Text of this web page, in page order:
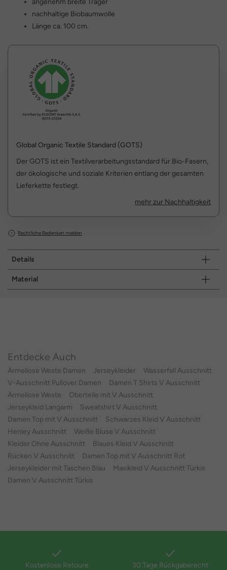
angenehm breite Träger
nachhaltige Biobaumwolle
Länge ca. 100 cm.
Global Organic Textile Standard (GOTS)
Der GOTS ist ein Textilverarbeitungsstandard für Bio-Fasern,
der ökologische und soziale Kriterien entlang der gesamten
Lieferkette festlegt.
mehr zur Nachhaltigkeit
Rechtliche Bedenken melden
Details
Material
Entdecke Auch
Ärmellose Weste Damen Jerseykleider
Wasserfall Ausschnitt
V-Ausschnitt Pullover Damen
Damen T Shirts V Ausschnitt
Ärmellose Weste
Oberteile mit V Ausschnitt
Jerseykleid Langarm
Sweatshirt V Ausschnitt
Damen Top mit V Ausschnitt
Schwarzes Kleid V Ausschnitt
Henley Ausschnitt
Weiße Bluse V Ausschnitt
Kleider Ohne Ausschnitt
Blaues Kleid V Ausschnitt
Rücken V Ausschnitt
Damen Top mit V Ausschnitt Rot
Jerseykleider mit Taschen Blau
Maxikleid V Ausschnitt Türkis
Damen V Ausschnitt Türkis
Kostenlose Retoure 30 Tage Rückgaberecht